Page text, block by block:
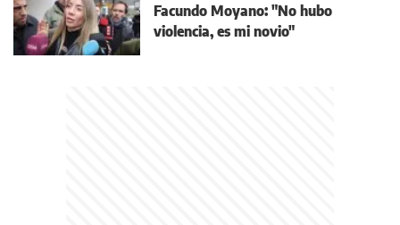
Facundo Moyano: "No hubo
violencia, es mi novio"